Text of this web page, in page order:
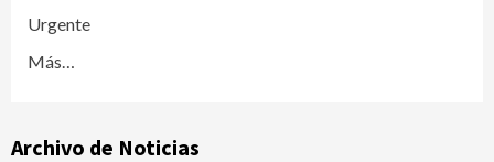
Urgente
Más…
Archivo de Noticias